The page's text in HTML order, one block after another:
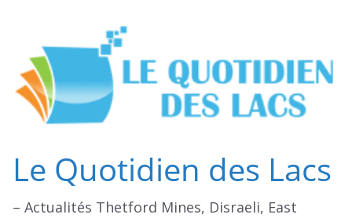
contenu
Le Quotidien des Lacs
– Actualités Thetford Mines, Disraeli, East